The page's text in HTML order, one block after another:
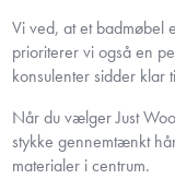
Vi ved, at et badmøbel
prioriterer vi også en
konsulenter sidder
Når du vælger Just
stykke gennemtænkt
materialer i centrum.